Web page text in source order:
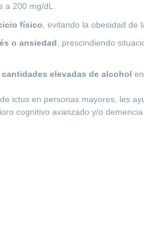
a 200 mg/dL.
físico , evitando la obesidad de
o ansiedad, prescindiendo
elevadas de alcohol
ictus en personas mayores, les
cognitivo avanzado y/o